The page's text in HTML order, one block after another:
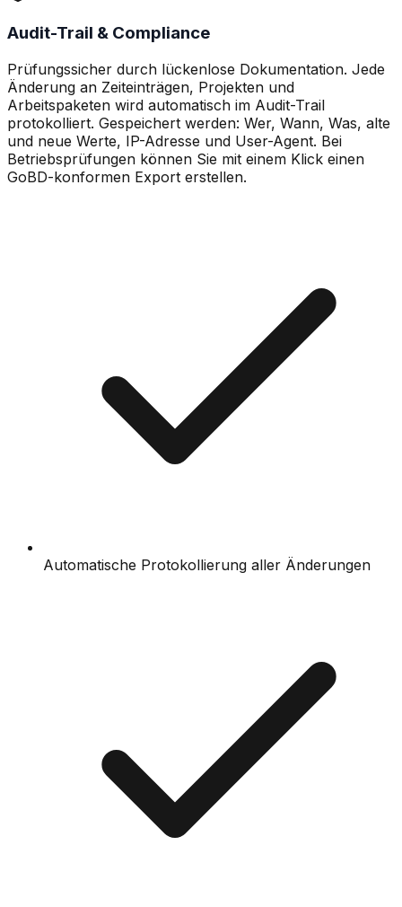
Audit-Trail & Compliance
Prüfungssicher durch lückenlose Dokumentation. Jede
Änderung an Zeiteinträgen, Projekten und
Arbeitspaketen wird automatisch im Audit-Trail
protokolliert. Gespeichert werden: Wer, Wann, Was, alte
und neue Werte, IP-Adresse und User-Agent. Bei
Betriebsprüfungen können Sie mit einem Klick einen
GoBD-konformen Export erstellen.
Automatische Protokollierung aller Änderungen